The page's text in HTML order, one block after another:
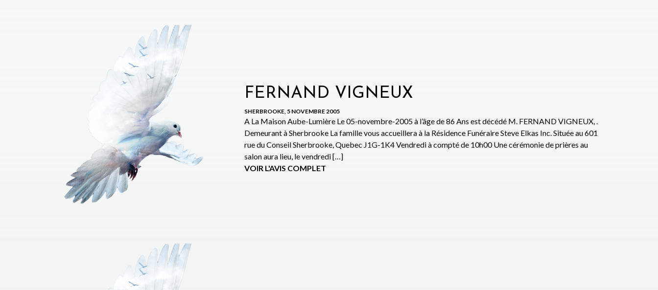
FERNAND VIGNEUX
SHERBROOKE, 5 NOVEMBRE 2005
A La Maison Aube-Lumière Le 05-novembre-2005 à l’âge de 86 Ans est décédé M. FERNAND VIGNEUX, .
Demeurant à Sherbrooke La famille vous accueillera à la Résidence Funéraire Steve Elkas Inc. Située au 601
rue du Conseil Sherbrooke, Quebec J1G-1K4 Vendredi à compté de 10h00 Une cérémonie de prières au
salon aura lieu, le vendredi […]
VOIR L'AVIS COMPLET